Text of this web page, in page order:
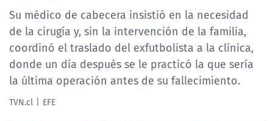
Su médico de cabecera insistió en la necesidad
de la cirugía y, sin la intervención de la familia,
coordinó el traslado del exfutbolista a la clínica,
donde un día después se le practicó la que sería
la última operación antes de su fallecimiento.
TVN.cl EFE